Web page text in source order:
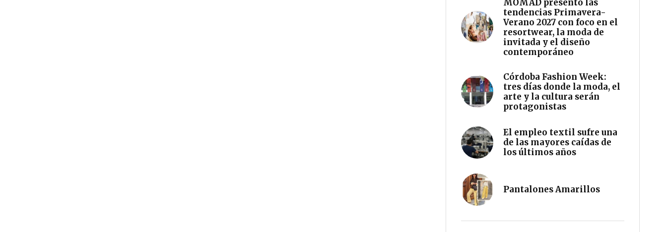
MOMAD presentó las
tendencias Primavera-
Verano 2027 con foco en el
resortwear, la moda de
invitada y el diseño
contemporáneo
Córdoba Fashion Week:
tres días donde la moda, el
arte y la cultura serán
protagonistas
El empleo textil sufre una
de las mayores caídas de
los últimos años
Pantalones Amarillos